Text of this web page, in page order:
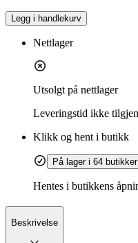
Legg i handlekurv
Nettlager
Utsolgt på nettlager
Leveringstid ikke
Klikk og hent i butikk
På lager i 64 butikker
Hentes i butikkens
Beskrivelse